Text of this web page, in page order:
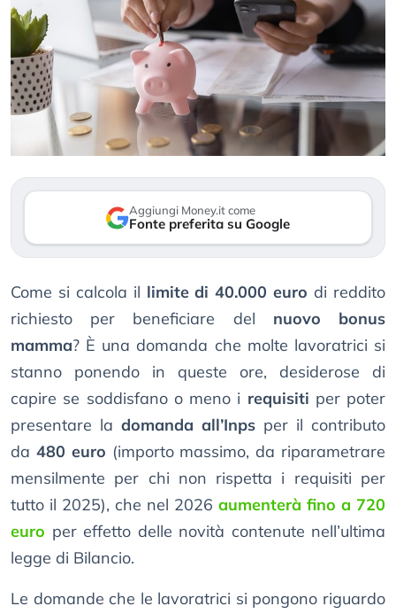
Aggiungi Money.it come
Fonte preferita su Google
Come si calcola il limite di 40.000 euro di reddito
richiesto per beneficiare del nuovo bonus
mamma? È una domanda che molte lavoratrici si
stanno ponendo in queste ore, desiderose di
capire se soddisfano o meno i requisiti per poter
presentare la domanda all’Inps per il contributo
da 480 euro (importo massimo, da riparametrare
mensilmente per chi non rispetta i requisiti per
tutto il 2025), che nel 2026 aumenterà fino a 720
euro per effetto delle novità contenute nell’ultima
legge di Bilancio.
Le domande che le lavoratrici si pongono riguardo